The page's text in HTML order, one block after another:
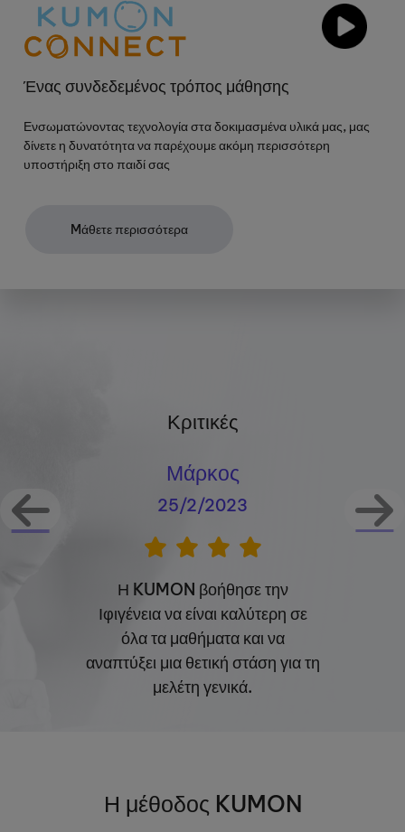
Ένας συνδεδεμένος τρόπος μάθησης
Ενσωματώνοντας τεχνολογία στα δοκιμασμένα υλικά μας, μας
δίνετε η δυνατότητα να παρέχουμε ακόμη περισσότερη
υποστήριξη στο παιδί σας
Mάθετε περισσότερα
Κριτικές
Μάρκος
25/2/2023
Η KUMON βοήθησε την
Ιφιγένεια να είναι καλύτερη σε
όλα τα μαθήματα και να
αναπτύξει μια θετική στάση για τη
μελέτη γενικά.
Η μέθοδος KUMON